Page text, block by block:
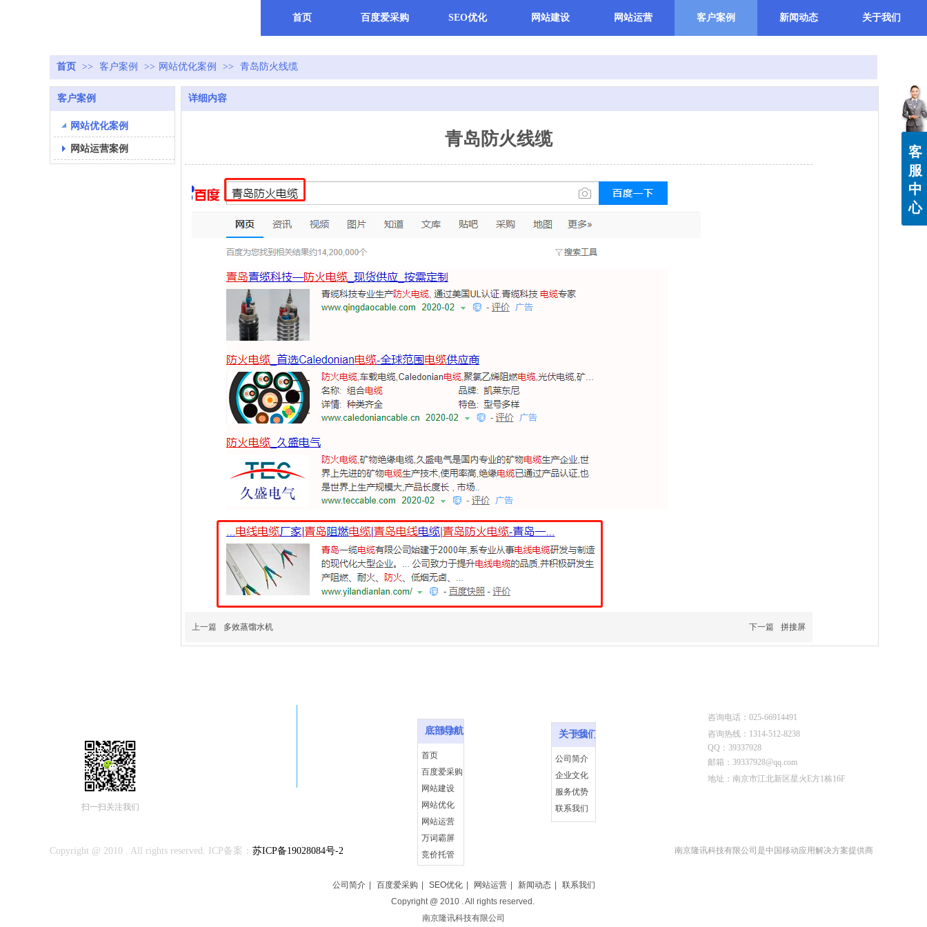
首页 百度爱采购 SEO优化 网站建设 网站运营 客户案例 新闻动态 关于我们
登录 注册
首页 >> 客户案例 >> 网站优化案例 >> 青岛防火线缆
客户案例
网站优化案例
网站运营案例
详细内容
青岛防火线缆
上一篇 多效蒸馏水机 下一篇 拼接屏
底部导航
更多
首页
百度爱采购
网站建设
网站优化
网站运营
万词霸屏
竞价托管
新闻动态
关于我们
更多
公司简介
企业文化
服务优势
联系我们
扫一扫关注我们
Copyright @ 2010 . All rights reserved. ICP备案： 苏ICP备19028084号-2
咨询电话：025-66914491
咨询热线：1314-512-8238
QQ：39337928
邮箱：39337928@qq.com
地址：南京市江北新区星火E方1栋16F
南京隆讯科技有限公司是中国移动应用解决方案提供商
公司简介 百度爱采购 SEO优化 网站运营 新闻动态
联系我们
Copyright @ 2010. All rights reserved.
南京隆讯科技有限公司
客
服
中
心